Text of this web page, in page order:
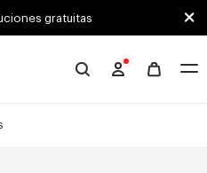
gratuitas